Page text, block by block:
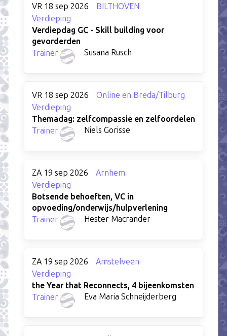
VR 18 sep 2026
BILTHOVEN
Verdieping
Verdiepdag GC - Skill building voor
gevorderden
Trainer
Susana Rusch
VR 18 sep 2026
Online en Breda/Tilburg
Verdieping
Themadag: zelfcompassie en zelfoordelen
Trainer
Niels Gorisse
ZA 19 sep 2026
Arnhem
Verdieping
Botsende behoeften, VC in
opvoeding/onderwijs/hulpverlening
Trainer
Hester Macrander
ZA 19 sep 2026
Amstelveen
Verdieping
the Year that Reconnects, 4 bijeenkomsten
Trainer
Eva Maria Schneijderberg